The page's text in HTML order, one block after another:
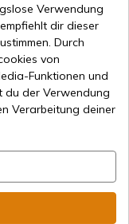
Warenkorb
Verwendung
dir dieser
Durch
von
Funktionen und
du der Verwendung
Verarbeitung deiner